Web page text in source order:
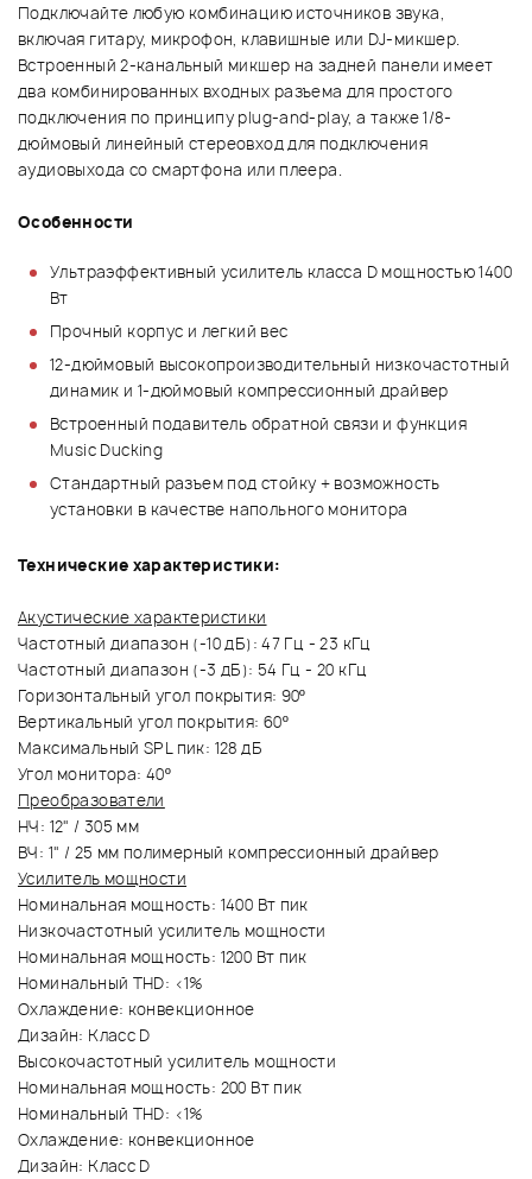
Подключайте любую комбинацию источников звука,
включая гитару, микрофон, клавишные или DJ-микшер.
Встроенный 2-канальный микшер на задней панели имеет
два комбинированных входных разъема для простого
подключения по принципу plug-and-play, а также 1/8-
дюймовый линейный стереовход для подключения
аудиовыхода со смартфона или плеера.
Особенности
Ультраэффективный усилитель класса D мощностью 1400
Вт
Прочный корпус и легкий вес
12-дюймовый высокопроизводительный низкочастотный
динамик и 1-дюймовый компрессионный драйвер
Встроенный подавитель обратной связи и функция
Music Ducking
Стандартный разъем под стойку + возможность
установки в качестве напольного монитора
Технические характеристики:
Акустические характеристики
Частотный диапазон (-10 дБ): 47 Гц - 23 кГц
Частотный диапазон (-3 дБ): 54 Гц - 20 кГц
Горизонтальный угол покрытия: 90º
Вертикальный угол покрытия: 60º
Максимальный SPL пик: 128 дБ
Угол монитора: 40º
Преобразователи
НЧ: 12" / 305 мм
ВЧ: 1" / 25 мм полимерный компрессионный драйвер
Усилитель мощности
Номинальная мощность: 1400 Вт пик
Низкочастотный усилитель мощности
Номинальная мощность: 1200 Вт пик
Номинальный THD: <1%
Охлаждение: конвекционное
Дизайн: Класс D
Высокочастотный усилитель мощности
Номинальная мощность: 200 Вт пик
Номинальный THD: <1%
Охлаждение: конвекционное
Дизайн: Класс D